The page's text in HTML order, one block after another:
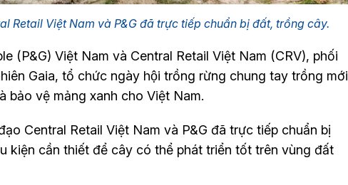
Retail Việt Nam và P&G đã trực tiếp chuẩn bị đất, trồng cây.
(P&G) Việt Nam và Central Retail Việt Nam (CRV), phối
Gaia, tổ chức ngày hội trồng rừng chung tay trồng mới
bảo vệ mảng xanh cho Việt Nam.
Central Retail Việt Nam và P&G đã trực tiếp chuẩn bị
kiện cần thiết để cây có thể phát triển tốt trên vùng đất